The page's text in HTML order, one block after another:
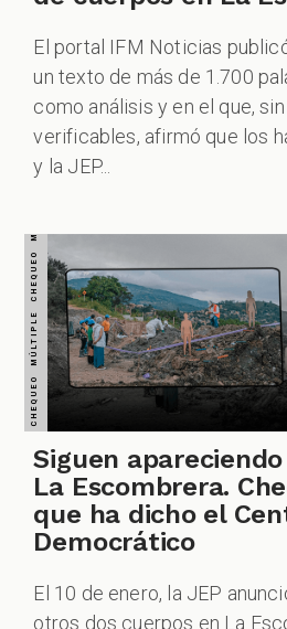
El portal IFM Noticias
un texto de más de 1.700
como análisis y en el que,
verificables, afirmó que los
y la JEP...
Siguen
La Escombrera.
que ha dicho el
Democrático
El 10 de enero, la JEP
otros dos cuerpos en La